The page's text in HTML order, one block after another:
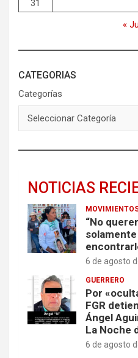
31
«
CATEGORIAS
Categorías
NOTICIAS
“No
6 de agosto
GUERRERO
Por
FGR
Ángel
La Noche
6 de agosto